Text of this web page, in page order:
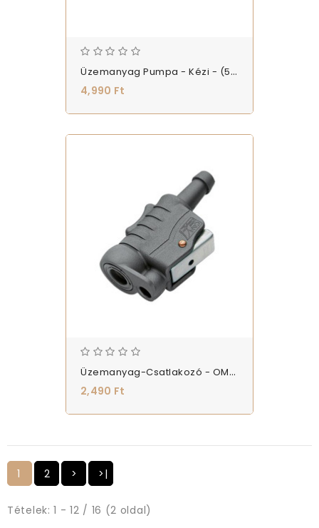
Üzemanyag Pumpa - Kézi - (569471)
4,990 Ft
Üzemanyag-Csatlakozó - OMC, Johnson, Evinrude - (563805)
2,490 Ft
1 2 > >|
Tételek: 1 - 12 / 16 (2 oldal)